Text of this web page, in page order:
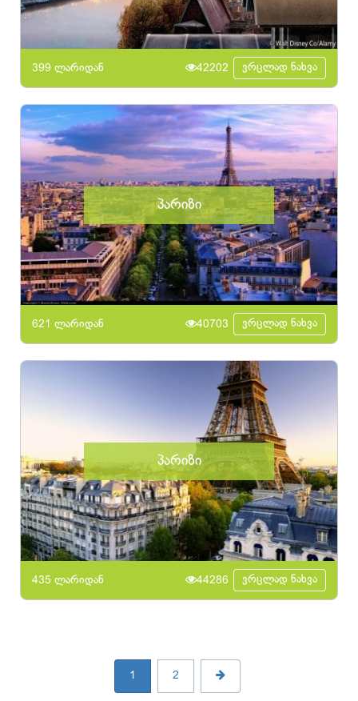
399 ლარიდან 42202 ვრცლად ნახვა
პარიზი
621 ლარიდან 40703 ვრცლად ნახვა
პარიზი
435 ლარიდან 44286 ვრცლად ნახვა
1 2